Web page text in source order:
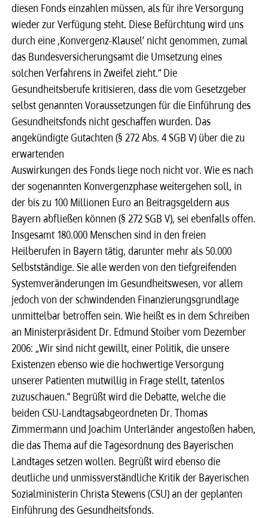
diesen Fonds einzahlen müssen, als für ihre Versorgung
wieder zur Verfügung steht. Diese Befürchtung wird uns
durch eine ‚Konvergenz-Klausel’ nicht genommen, zumal
das Bundesversicherungsamt die Umsetzung eines
solchen Verfahrens in Zweifel zieht.“ Die
Gesundheitsberufe kritisieren, dass die vom Gesetzgeber
selbst genannten Voraussetzungen für die Einführung des
Gesundheitsfonds nicht geschaffen wurden. Das
angekündigte Gutachten (§ 272 Abs. 4 SGB V) über die zu
erwartenden
Auswirkungen des Fonds liege noch nicht vor. Wie es nach
der sogenannten Konvergenzphase weitergehen soll, in
der bis zu 100 Millionen Euro an Beitragsgeldern aus
Bayern abfließen können (§ 272 SGB V), sei ebenfalls offen.
Insgesamt 180.000 Menschen sind in den freien
Heilberufen in Bayern tätig, darunter mehr als 50.000
Selbstständige. Sie alle werden von den tiefgreifenden
Systemveränderungen im Gesundheitswesen, vor allem
jedoch von der schwindenden Finanzierungsgrundlage
unmittelbar betroffen sein. Wie heißt es in dem Schreiben
an Ministerpräsident Dr. Edmund Stoiber vom Dezember
2006: „Wir sind nicht gewillt, einer Politik, die unsere
Existenzen ebenso wie die hochwertige Versorgung
unserer Patienten mutwillig in Frage stellt, tatenlos
zuzuschauen.“ Begrüßt wird die Debatte, welche die
beiden CSU-Landtagsabgeordneten Dr. Thomas
Zimmermann und Joachim Unterländer angestoßen haben,
die das Thema auf die Tagesordnung des Bayerischen
Landtages setzen wollen. Begrüßt wird ebenso die
deutliche und unmissverständliche Kritik der Bayerischen
Sozialministerin Christa Stewens (CSU) an der geplanten
Einführung des Gesundheitsfonds.